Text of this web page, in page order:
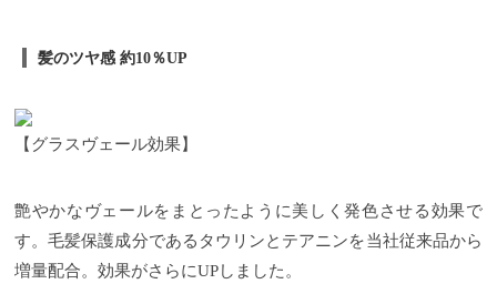
髪のツヤ感 約10％UP
【グラスヴェール効果】
艶やかなヴェールをまとったように美しく発色させる効果で
す。毛髪保護成分であるタウリンとテアニンを当社従来品から
増量配合。効果がさらにUPしました。